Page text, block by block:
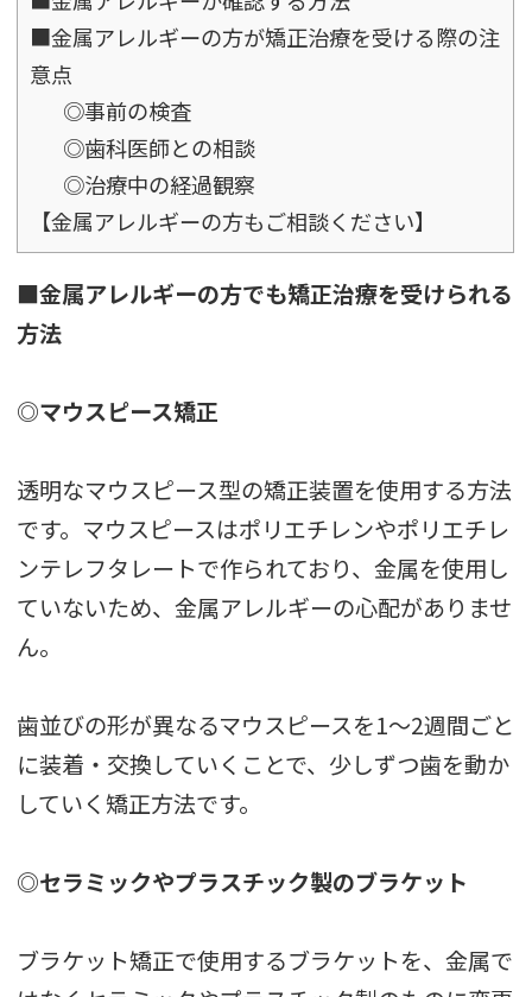
■金属アレルギーの方が矯正治療を受ける際の注
意点
◎事前の検査
◎歯科医師との相談
◎治療中の経過観察
【金属アレルギーの方もご相談ください】
■金属アレルギーの方でも矯正治療を受けられる
方法
◎マウスピース矯正
透明なマウスピース型の矯正装置を使用する方法
です。マウスピースはポリエチレンやポリエチレ
ンテレフタレートで作られており、金属を使用し
ていないため、金属アレルギーの心配がありませ
ん。
歯並びの形が異なるマウスピースを1～2週間ごと
に装着・交換していくことで、少しずつ歯を動か
していく矯正方法です。
◎セラミックやプラスチック製のブラケット
ブラケット矯正で使用するブラケットを、金属で